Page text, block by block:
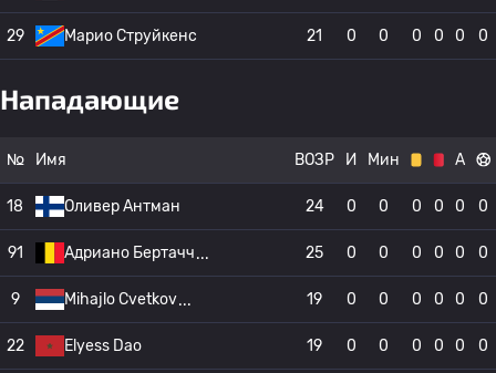
29 Марио Струйкенс 21 0 0 0 0 0 0
Нападающие
№ Имя ВОЗР И Мин А
18 Оливер Антман 24 0 0 0 0 0 0
91 Адриано Бертачч 25 0 0 0 0 0 0
9 Mihajlo Cvetkov 19 0 0 0 0 0 0
22 Elyess Dao 19 0 0 0 0 0 0